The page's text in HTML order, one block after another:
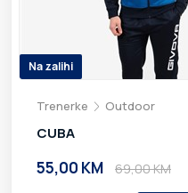
Na zalihi
Trenerke Outdoor
CUBA
55,00 KM 69,00 KM